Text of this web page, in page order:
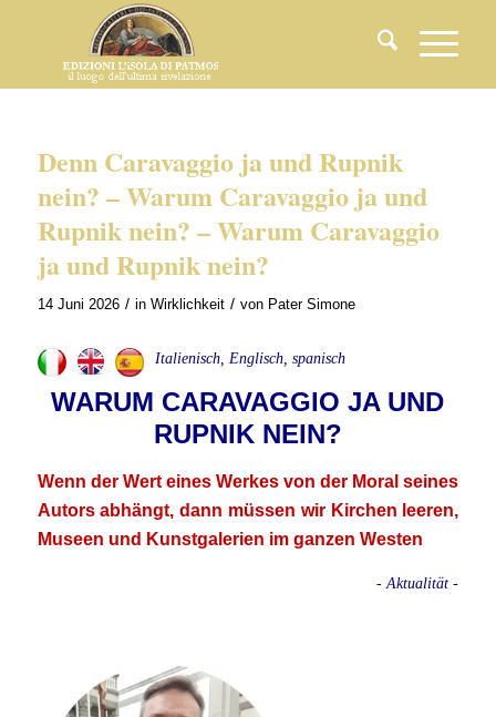
Denn Caravaggio ja und Rupnik
nein? – Warum Caravaggio ja und
Rupnik nein? – Warum Caravaggio
ja und Rupnik nein?
14 Juni 2026 / in Wirklichkeit / von Pater Simone
Italienisch, Englisch, spanisch
WARUM CARAVAGGIO JA UND
RUPNIK NEIN?
Wenn der Wert eines Werkes von der Moral seines
Autors abhängt, dann müssen wir Kirchen leeren,
Museen und Kunstgalerien im ganzen Westen
- Aktualität -